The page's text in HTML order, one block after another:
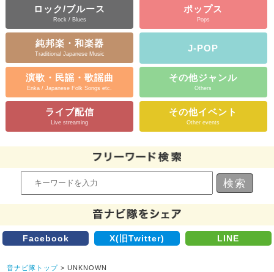
ロック/ブルース
Rock / Blues
ポップス
Pops
純邦楽・和楽器
Traditional Japanese Music
J-POP
演歌・民謡・歌謡曲
Enka / Japanese Folk Songs etc.
その他ジャンル
Others
ライブ配信
Live streaming
その他イベント
Other events
Facebook X(旧Twitter) LINE
音ナビ隊トップ > UNKNOWN